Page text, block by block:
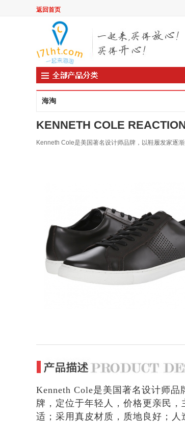
返回首页
海淘
KENNETH COLE
Kenneth Cole是美国著名设计师品牌，以鞋履发家逐
Kenneth Cole是美国著名设计师
牌，定位于年轻人，价格更亲民
适；采用真皮材质，质地良好；人